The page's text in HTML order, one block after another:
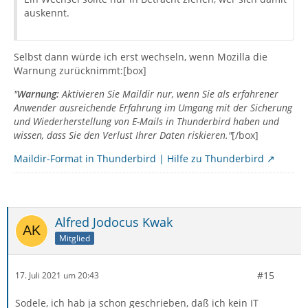
auskennt.
Selbst dann würde ich erst wechseln, wenn Mozilla die
Warnung zurücknimmt:[box]
"Warnung: Aktivieren Sie Maildir nur, wenn Sie als erfahrener
Anwender ausreichende Erfahrung im Umgang mit der Sicherung
und Wiederherstellung von E-Mails in Thunderbird haben und
wissen, dass Sie den Verlust Ihrer Daten riskieren."[/box]
Maildir-Format in Thunderbird | Hilfe zu Thunderbird
Alfred Jodocus Kwak
Mitglied
17. Juli 2021 um 20:43 #15
Sodele, ich hab ja schon geschrieben, daß ich kein IT